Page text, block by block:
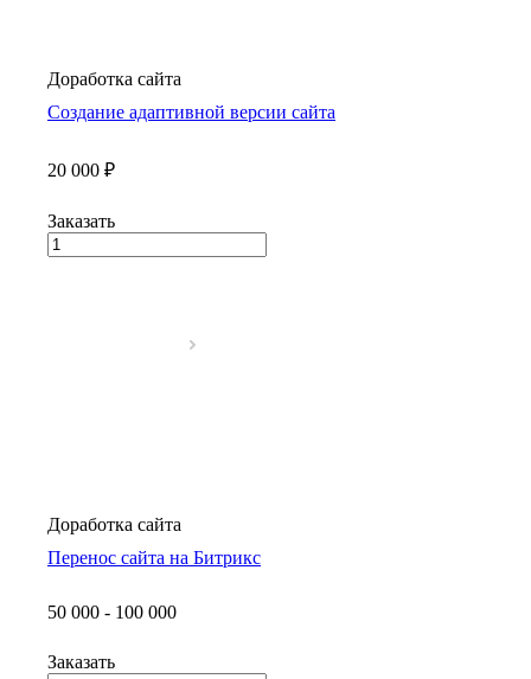
Доработка сайта
Создание адаптивной версии сайта
20 000 ₽
Заказать
Доработка сайта
Перенос сайта на Битрикс
50 000 - 100 000
Заказать